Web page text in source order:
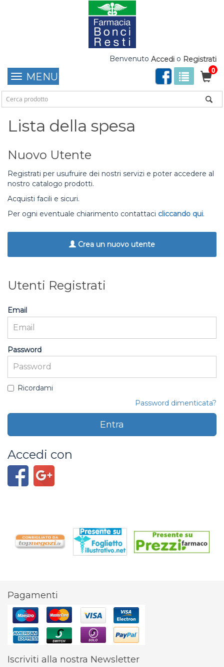
Benvenuto Accedi o Registrati
0
MENU
Lista della spesa
Nuovo Utente
Registrati per usufruire dei nostri servizi e poter accedere al
nostro catalogo prodotti.
Acquisti facili e sicuri.
Per ogni eventuale chiarimento contattaci cliccando qui.
Crea un nuovo utente
Utenti Registrati
Email
Password
Ricordami
Password dimenticata?
Entra
Accedi con
Pagamenti
Iscriviti alla nostra Newsletter